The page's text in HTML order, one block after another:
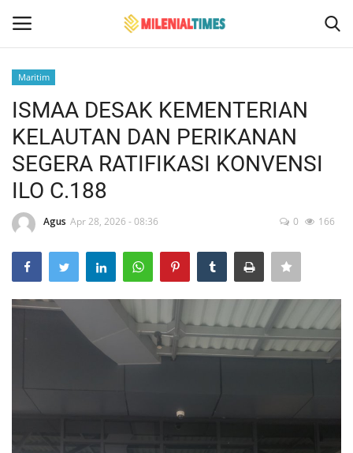
Home
Hukum
Events
Contact
Politik
Bencana Alam
Maritim
ISMAA DESAK KEMENTERIAN
KELAUTAN DAN PERIKANAN
SEGERA RATIFIKASI KONVENSI
ILO C.188
Agus Apr 28, 2026 - 08:36 0 166